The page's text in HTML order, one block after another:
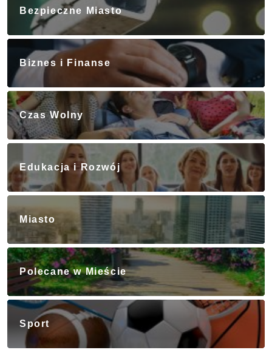
Bezpieczne Miasto
Biznes i Finanse
Czas Wolny
Edukacja i Rozwój
Miasto
Polecane w Mieście
Sport